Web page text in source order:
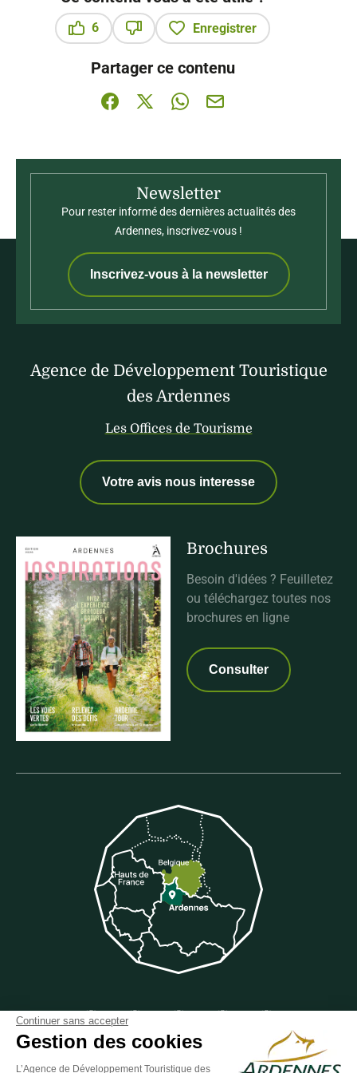
6
Enregistrer
Partager ce contenu
Partager sur Facebook (nouvelle fenêtre)
Partager sur X / Twitter (nouvelle
Partager sur WhatsApp
Partager par mail
Newsletter
Pour rester informé des dernières actualités des
Ardennes, inscrivez-vous !
Inscrivez-vous à la newsletter
Agence de Développement Touristique
des Ardennes
Les Offices de Tourisme
Votre avis nous interesse
Brochures
Besoin d'idées ? Feuilletez
ou téléchargez toutes nos
brochures en ligne
Consulter
Suivez-nous sur Facebook
Continuer sans accepter
Gestion des cookies
L’Agence de Développement Touristique des